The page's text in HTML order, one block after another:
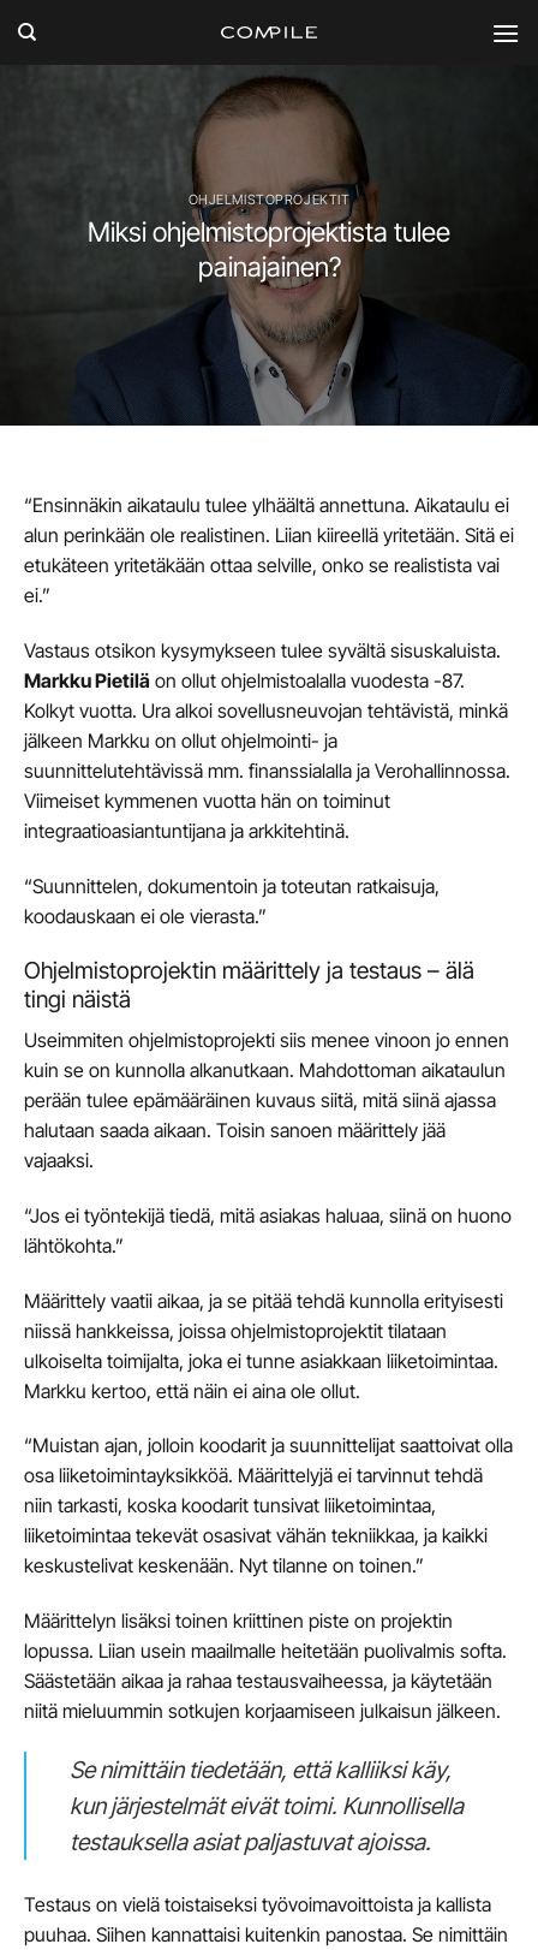
OHJELMISTOPROJEKTIT
Miksi ohjelmistoprojektista tulee
painajainen?
“Ensinnäkin aikataulu tulee ylhäältä annettuna. Aikataulu ei
alun perinkään ole realistinen. Liian kiireellä yritetään. Sitä ei
etukäteen yritetäkään ottaa selville, onko se realistista vai
ei.”
Vastaus otsikon kysymykseen tulee syvältä sisuskaluista.
Markku Pietilä on ollut ohjelmistoalalla vuodesta -87.
Kolkyt vuotta. Ura alkoi sovellusneuvojan tehtävistä, minkä
jälkeen Markku on ollut ohjelmointi- ja
suunnittelutehtävissä mm. finanssialalla ja Verohallinnossa.
Viimeiset kymmenen vuotta hän on toiminut
integraatioasiantuntijana ja arkkitehtinä.
“Suunnittelen, dokumentoin ja toteutan ratkaisuja,
koodauskaan ei ole vierasta.”
Ohjelmistoprojektin määrittely ja testaus – älä
tingi näistä
Useimmiten ohjelmistoprojekti siis menee vinoon jo ennen
kuin se on kunnolla alkanutkaan. Mahdottoman aikataulun
perään tulee epämääräinen kuvaus siitä, mitä siinä ajassa
halutaan saada aikaan. Toisin sanoen määrittely jää
vajaaksi.
“Jos ei työntekijä tiedä, mitä asiakas haluaa, siinä on huono
lähtökohta.”
Määrittely vaatii aikaa, ja se pitää tehdä kunnolla erityisesti
niissä hankkeissa, joissa ohjelmistoprojektit tilataan
ulkoiselta toimijalta, joka ei tunne asiakkaan liiketoimintaa.
Markku kertoo, että näin ei aina ole ollut.
“Muistan ajan, jolloin koodarit ja suunnittelijat saattoivat olla
osa liiketoimintayksikköä. Määrittelyjä ei tarvinnut tehdä
niin tarkasti, koska koodarit tunsivat liiketoimintaa,
liiketoimintaa tekevät osasivat vähän tekniikkaa, ja kaikki
keskustelivat keskenään. Nyt tilanne on toinen.”
Määrittelyn lisäksi toinen kriittinen piste on projektin
lopussa. Liian usein maailmalle heitetään puolivalmis softa.
Säästetään aikaa ja rahaa testausvaiheessa, ja käytetään
niitä mieluummin sotkujen korjaamiseen julkaisun jälkeen.
Se nimittäin tiedetään, että kalliiksi käy,
kun järjestelmät eivät toimi. Kunnollisella
testauksella asiat paljastuvat ajoissa.
Testaus on vielä toistaiseksi työvoimavoittoista ja kallista
puuhaa. Siihen kannattaisi kuitenkin panostaa. Se nimittäin